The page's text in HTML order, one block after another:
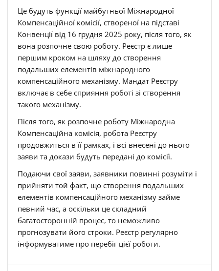
Це будуть функції майбутньої Міжнародної
Компенсаційної комісії, створеної на підставі
Конвенції від 16 грудня 2025 року, після того, як
вона розпочне свою роботу. Реєстр є лише
першим кроком на шляху до створення
подальших елементів міжнародного
компенсаційного механізму. Мандат Реєстру
включає в себе сприяння роботі зі створення
такого механізму.
Після того, як розпочне роботу Міжнародна
Компенсаційна комісія, робота Реєстру
продовжиться в її рамках, і всі внесені до нього
заяви та докази будуть передані до комісії.
Подаючи свої заяви, заявники повинні розуміти і
прийняти той факт, що створення подальших
елементів компенсаційного механізму займе
певний час, а оскільки це складний
багатосторонній процес, то неможливо
прогнозувати його строки. Реєстр регулярно
інформуватиме про перебіг цієї роботи.